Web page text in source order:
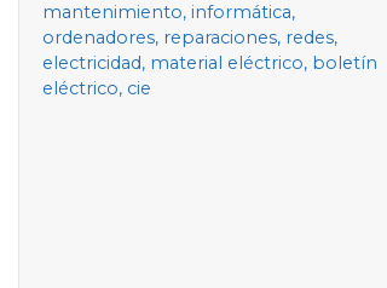
mantenimiento, informática,
ordenadores, reparaciones, redes,
electricidad, material eléctrico, boletín
eléctrico, cie